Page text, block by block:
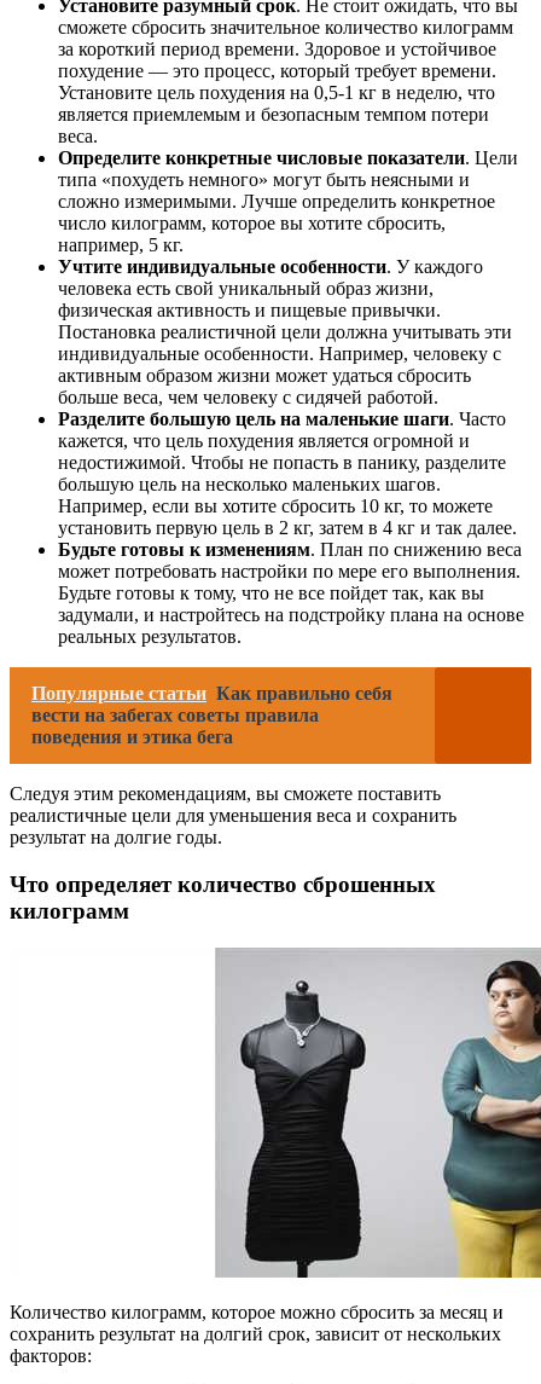
Установите разумный срок. Не стоит ожидать, что вы
сможете сбросить значительное количество килограмм
за короткий период времени. Здоровое и устойчивое
похудение — это процесс, который требует времени.
Установите цель похудения на 0,5-1 кг в неделю, что
является приемлемым и безопасным темпом потери
веса.
Определите конкретные числовые показатели. Цели
типа «похудеть немного» могут быть неясными и
сложно измеримыми. Лучше определить конкретное
число килограмм, которое вы хотите сбросить,
например, 5 кг.
Учтите индивидуальные особенности. У каждого
человека есть свой уникальный образ жизни,
физическая активность и пищевые привычки.
Постановка реалистичной цели должна учитывать эти
индивидуальные особенности. Например, человеку с
активным образом жизни может удаться сбросить
больше веса, чем человеку с сидячей работой.
Разделите большую цель на маленькие шаги. Часто
кажется, что цель похудения является огромной и
недостижимой. Чтобы не попасть в панику, разделите
большую цель на несколько маленьких шагов.
Например, если вы хотите сбросить 10 кг, то можете
установить первую цель в 2 кг, затем в 4 кг и так далее.
Будьте готовы к изменениям. План по снижению веса
может потребовать настройки по мере его выполнения.
Будьте готовы к тому, что не все пойдет так, как вы
задумали, и настройтесь на подстройку плана на основе
реальных результатов.
Популярные статьи Как правильно себя
вести на забегах советы правила
поведения и этика бега
Следуя этим рекомендациям, вы сможете поставить
реалистичные цели для уменьшения веса и сохранить
результат на долгие годы.
Что определяет количество сброшенных
килограмм
Количество килограмм, которое можно сбросить за месяц и
сохранить результат на долгий срок, зависит от нескольких
факторов: